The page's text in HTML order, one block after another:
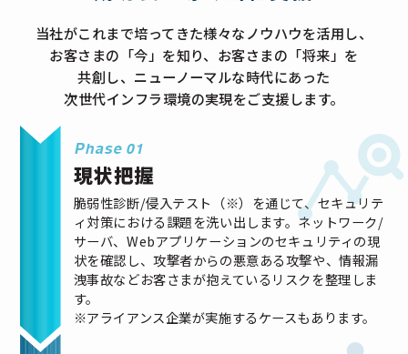
当社がこれまで培ってきた様々なノウハウを活用し、
お客さまの「今」を知り、お客さまの「将来」を
共創し、 ニューノーマルな時代にあった
次世代インフラ環境の実現をご支援します。
Phase 01
現状把握
脆弱性診断/侵入テスト（※）を通じて、セキュリテ
ィ対策における課題を洗い出します。ネットワーク/
サーバ、Webアプリケーションのセキュリティの現
状を確認し、攻撃者からの悪意ある攻撃や、情報漏
洩事故などお客さまが抱えているリスクを整理しま
す。
※アライアンス企業が実施するケースもあります。